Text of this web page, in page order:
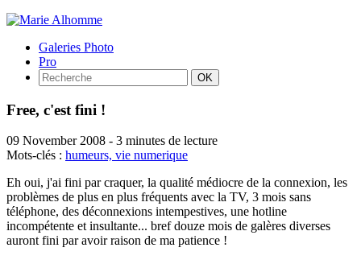
Galeries Photo
Pro
Free, c'est fini !
09 November 2008 - 3 minutes de lecture
Mots-clés : humeurs, vie numerique
Eh oui, j'ai fini par craquer, la qualité médiocre de la connexion, les
problèmes de plus en plus fréquents avec la TV, 3 mois sans
téléphone, des déconnexions intempestives, une hotline
incompétente et insultante... bref douze mois de galères diverses
auront fini par avoir raison de ma patience !